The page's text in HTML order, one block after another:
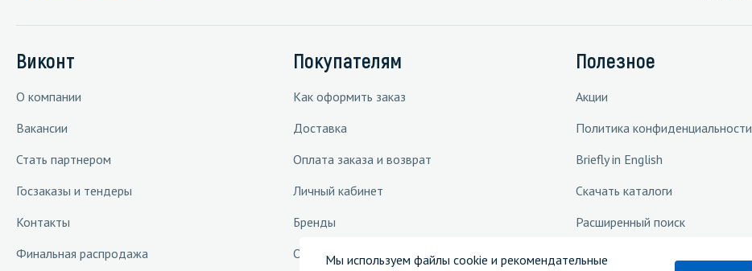
Виконт
О компании
Вакансии
Стать партнером
Госзаказы и тендеры
Контакты
Финальная распродажа
Покупателям
Как оформить заказ
Доставка
Оплата заказа и возврат
Личный кабинет
Бренды
Отраслевые решения
Полезное
Акции
Политика конфиденциальности
Briefly in English
Скачать каталоги
Расширенный поиск
Мы используем файлы cookie и рекомендательные